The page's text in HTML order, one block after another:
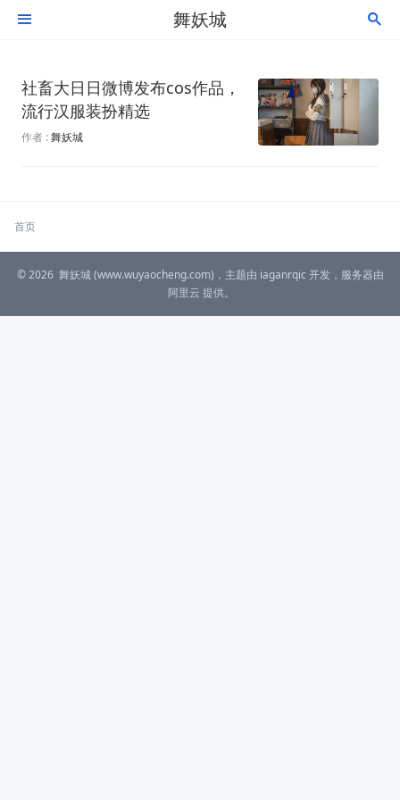
 舞妖城 
社畜大日日微博发布cos作品，
流行汉服装扮精选
作者 :舞妖城
首页
© 2026 舞妖城 (www.wuyaocheng.com)，主题由 iaganrqic 开发，服务器由
阿里云 提供。